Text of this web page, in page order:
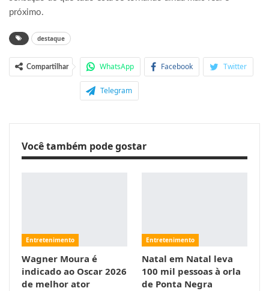
próximo.
destaque
Compartilhar WhatsApp Facebook Twitter
Telegram
Você também pode gostar
Entretenimento
Wagner Moura é
indicado ao Oscar 2026
de melhor ator
Entretenimento
Natal em Natal leva
100 mil pessoas à orla
de Ponta Negra